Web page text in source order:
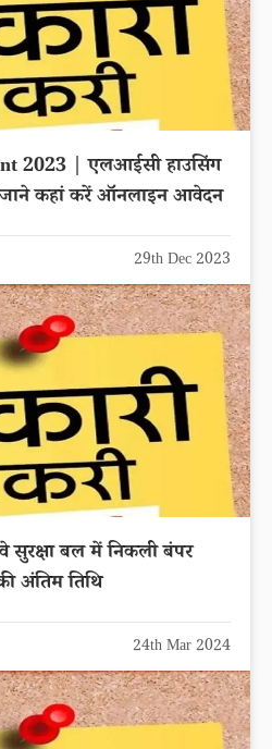
2023 | एलआईसी हाउसिंग
जाने कहां करें ऑनलाइन आवेदन
29th Dec 2023
बल में निकली बंपर
अंतिम तिथि
24th Mar 2024